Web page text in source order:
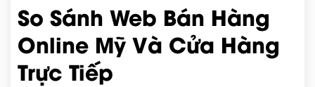
So Sánh Web Bán Hàng
Online Mỹ Và Cửa Hàng
Trực Tiếp